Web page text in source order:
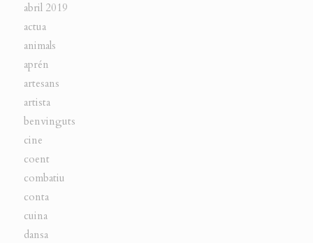
abril 2019
actua
animals
aprén
artesans
artista
benvinguts
cine
coent
combatiu
conta
cuina
dansa